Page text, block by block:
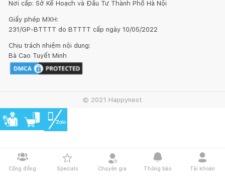
Cộng đồng Specials Chuyên gia Thông báo Tài khoản
Nơi cấp: Sở Kế Hoạch và Đầu Tư Thành Phố Hà Nội
Giấy phép MXH:
231/GP-BTTTT do BTTTT cấp ngày 10/05/2022
Chịu trách nhiệm nội dung:
Bà Cao Tuyết Minh
© 2021 Happynest